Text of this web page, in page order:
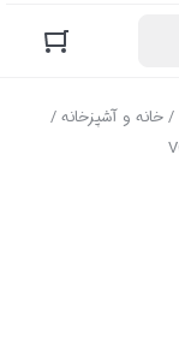
/خانه و آشپزخانه/